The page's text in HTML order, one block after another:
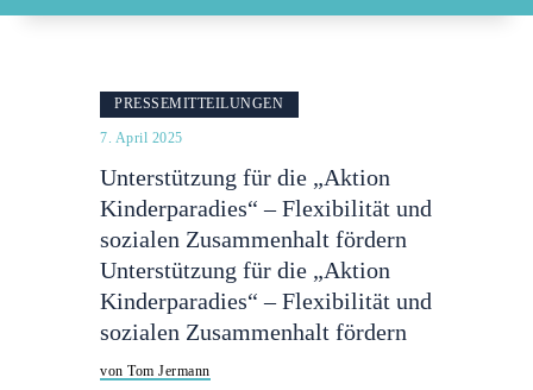
PRESSE
PRESSEMITTEILUNGEN
7. April 2025
Unterstützung für die „Aktion
Kinderparadies“ – Flexibilität und
sozialen Zusammenhalt fördern
Unterstützung für die „Aktion
Kinderparadies“ – Flexibilität und
sozialen Zusammenhalt fördern
von Tom Jermann